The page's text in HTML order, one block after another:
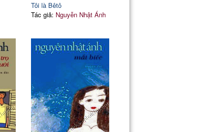
Tôi là Bêtô
Tác giả: Nguyễn Nhật Ánh